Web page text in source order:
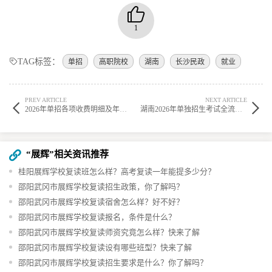
1
TAG标签： 单招 高职院校 湖南 长沙民政 就业
PREV ARTICLE
2026年单招各项收费明细及年度总费用一览
NEXT ARTICLE
湖南2026年单独招生考试全流程与考核要点解析
“展辉”相关资讯推荐
桂阳展辉学校复读班怎么样？高考复读一年能提多少分？
邵阳武冈市展辉学校复读招生政策，你了解吗？
邵阳武冈市展辉学校复读宿舍怎么样？好不好？
邵阳武冈市展辉学校复读报名，条件是什么？
邵阳武冈市展辉学校复读师资究竟怎么样？快来了解
邵阳武冈市展辉学校复读设有哪些班型？快来了解
邵阳武冈市展辉学校复读招生要求是什么？你了解吗？